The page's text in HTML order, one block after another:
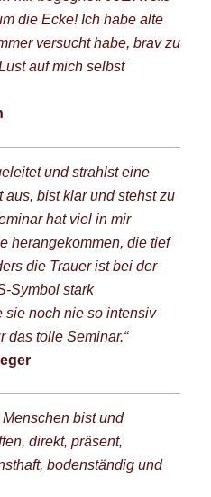
die Ecke! Ich habe alte
versucht habe, brav zu
auf mich selbst
und strahlst eine
bist klar und stehst zu
hat viel in mir
herangekommen, die tief
die Trauer ist bei der
Symbol stark
sie noch nie so intensiv
das tolle Seminar.“
bist und
direkt, präsent,
bodenständig und